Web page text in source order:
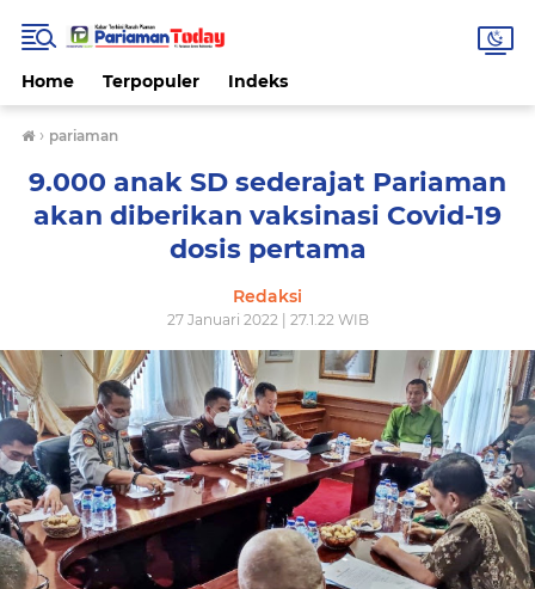
Home Terpopuler Indeks
› pariaman
9.000 anak SD sederajat Pariaman
akan diberikan vaksinasi Covid-19
dosis pertama
Redaksi
27 Januari 2022 | 27.1.22 WIB